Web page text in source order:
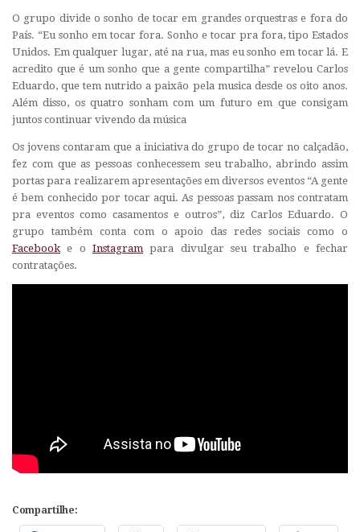
O grupo divide o sonho de tocar em grandes orquestras e fora do
País. “Eu sonho em tocar fora. Sonho e tocar pra fora, tipo Estados
Unidos. Em qualquer lugar, até na rua, mas eu sonho em tocar lá. E
acredito que é um sonho que a gente compartilha” revelou Carlos
Eduardo, que tem nutrido a paixão pela musica desde os oito anos.
Além disso, os quatro sonham com um futuro em que consigam
juntos continuar vivendo da música
Os jovens contaram que a iniciativa do grupo de tocar no calçadão,
fez com que as pessoas conhecessem seu trabalho, abrindo assim
portas para realizarem apresentações em diversos eventos “A gente
é bem conhecido por tocar aqui. As pessoas passam nos contratam
pra eventos como casamentos e outros”, diz Carlos Eduardo. O
grupo também conta com o apoio das redes sociais como o
Facebook e o Instagram para divulgar seu trabalho e fechar
contratações.
Compartilhe: